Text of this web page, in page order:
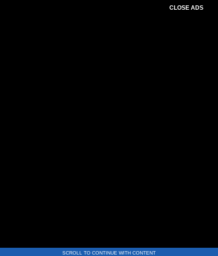
CLOSE ADS
SCROLL TO CONTINUE WITH CONTENT